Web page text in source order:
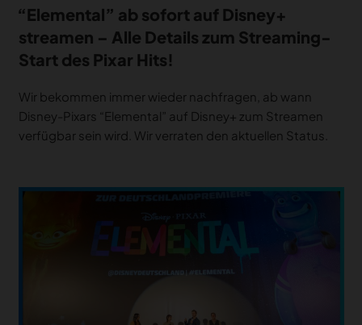
am
“Elemental” ab sofort auf Disney+
streamen – Alle Details zum Streaming-
Start des Pixar Hits!
Wir bekommen immer wieder nachfragen, ab wann
Disney-Pixars “Elemental” auf Disney+ zum Streamen
verfügbar sein wird. Wir verraten den aktuellen Status.